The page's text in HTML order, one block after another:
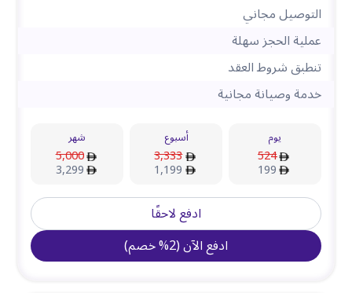
التوصيل مجاني
عملية الحجز سهلة
تنطبق شروط العقد
خدمة وصيانة مجانية
يوم
524
199
أسبوع
3,333
1,199
شهر
5,000
3,299
ادفع لاحقًا
ادفع الآن(
2
%خصم)